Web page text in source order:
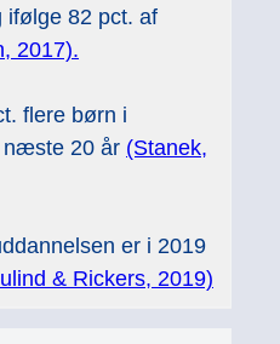
ifølge 82 pct. af
2017).
flere børn i
næste 20 år (Stanek,
er i 2019
& Rickers, 2019)